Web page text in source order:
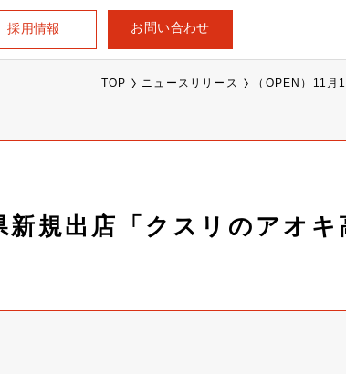
採用情報 お問い合わせ
TOP ニュースリリース （OPEN）11月
新規出店「クスリのアオ